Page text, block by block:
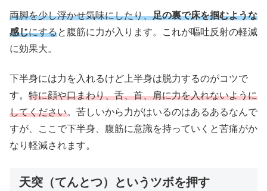
両脚を少し浮かせ気味にしたり、足の裏で床を掴むような
感じにすると腹筋に力が入ります。これが嘔吐反射の軽減
に効果大。
下半身には力を入れるけど上半身は脱力するのがコツで
す。 特に顔や口まわり、舌、首、肩に力を入れないように
してください。苦しいから力がはいるのはあるあるなんで
すが、ここで下半身、腹筋に意識を持っていくと苦痛がか
なり軽減されます。
天突（てんとつ）というツボを押す